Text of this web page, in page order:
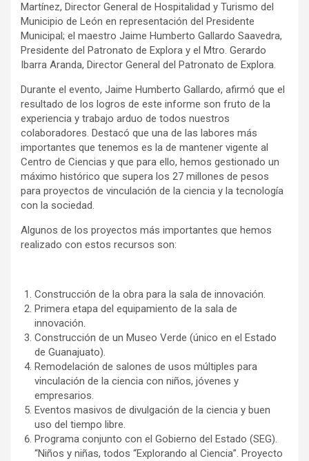
Martínez, Director General de Hospitalidad y Turismo del
Municipio de León en representación del Presidente
Municipal; el maestro Jaime Humberto Gallardo Saavedra,
Presidente del Patronato de Explora y el Mtro. Gerardo
Ibarra Aranda, Director General del Patronato de Explora.
Durante el evento, Jaime Humberto Gallardo, afirmó que el
resultado de los logros de este informe son fruto de la
experiencia y trabajo arduo de todos nuestros
colaboradores. Destacó que una de las labores más
importantes que tenemos es la de mantener vigente al
Centro de Ciencias y que para ello, hemos gestionado un
máximo histórico que supera los 27 millones de pesos
para proyectos de vinculación de la ciencia y la tecnología
con la sociedad.
Algunos de los proyectos más importantes que hemos
realizado con estos recursos son:
Construcción de la obra para la sala de innovación.
Primera etapa del equipamiento de la sala de
innovación.
Construcción de un Museo Verde (único en el Estado
de Guanajuato).
Remodelación de salones de usos múltiples para
vinculación de la ciencia con niños, jóvenes y
empresarios.
Eventos masivos de divulgación de la ciencia y buen
uso del tiempo libre.
Programa conjunto con el Gobierno del Estado (SEG).
“Niños y niñas, todos “Explorando al Ciencia”. Proyecto